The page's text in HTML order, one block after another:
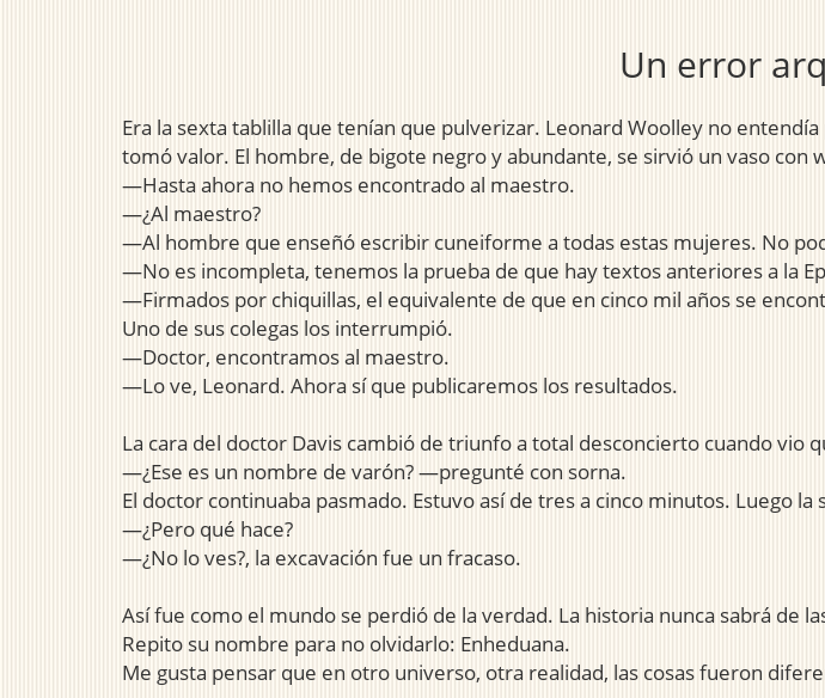
Un error
Era la sexta tablilla que tenían que pulverizar. Leonard Woolley no
tomó valor. El hombre, de bigote negro y abundante, se sirvió un vaso con
—Hasta ahora no hemos encontrado al maestro.
—¿Al maestro?
—Al hombre que enseñó escribir cuneiforme a todas estas mujeres. No
—No es incompleta, tenemos la prueba de que hay textos anteriores a la
—Firmados por chiquillas, el equivalente de que en cinco mil años se
Uno de sus colegas los interrumpió.
—Doctor, encontramos al maestro.
—Lo ve, Leonard. Ahora sí que publicaremos los resultados.
La cara del doctor Davis cambió de triunfo a total desconcierto cuando vio
—¿Ese es un nombre de varón? —pregunté con sorna.
El doctor continuaba pasmado. Estuvo así de tres a cinco minutos. Luego
—¿Pero qué hace?
—¿No lo ves?, la excavación fue un fracaso.
Así fue como el mundo se perdió de la verdad. La historia nunca sabrá
Repito su nombre para no olvidarlo: Enheduana.
Me gusta pensar que en otro universo, otra realidad, las cosas fueron